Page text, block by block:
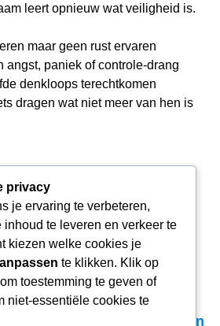
leert opnieuw wat veiligheid is.
maar geen rust ervaren
angst, paniek of controle-drang
denkloops terechtkomen
dragen wat niet meer van hen is
binnenwereld.
wat niet meer klopt.
ontdekken hoe ik jou kan
vrijblijvende afspraak op een
privacy
je ervaring te verbeteren,
te leveren en verkeer te
kiezen welke cookies je
te klikken. Klik op
om toestemming te geven of
niet-essentiële cookies te